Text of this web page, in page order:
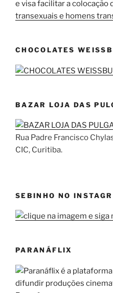
CHOCOLATES
BAZAR LOJA DAS
Rua Padre Francisco
CIC, Curitiba.
SEBINHO NO
PARANÁFLIX